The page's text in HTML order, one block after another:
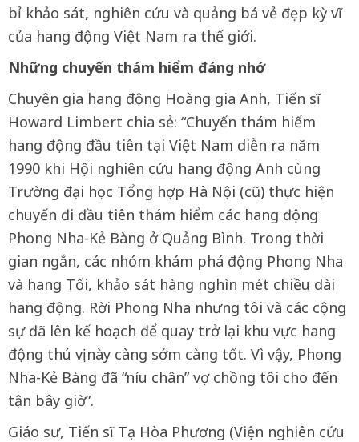
bỉ khảo sát, nghiên cứu và quảng bá vẻ đẹp kỳ vĩ
của hang động Việt Nam ra thế giới.
Những chuyến thám hiểm đáng nhớ
Chuyên gia hang động Hoàng gia Anh, Tiến sĩ
Howard Limbert chia sẻ: “Chuyến thám hiểm
hang động đầu tiên tại Việt Nam diễn ra năm
1990 khi Hội nghiên cứu hang động Anh cùng
Trường đại học Tổng hợp Hà Nội (cũ) thực hiện
chuyến đi đầu tiên thám hiểm các hang động
Phong Nha-Kẻ Bàng ở Quảng Bình. Trong thời
gian ngắn, các nhóm khám phá động Phong Nha
và hang Tối, khảo sát hàng nghìn mét chiều dài
hang động. Rời Phong Nha nhưng tôi và các cộng
sự đã lên kế hoạch để quay trở lại khu vực hang
động thú vị này càng sớm càng tốt. Vì vậy, Phong
Nha-Kẻ Bàng đã “níu chân” vợ chồng tôi cho đến
tận bây giờ”.
Giáo sư, Tiến sĩ Tạ Hòa Phương (Viện nghiên cứu